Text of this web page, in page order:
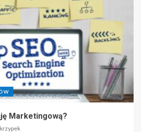
Marketingową?